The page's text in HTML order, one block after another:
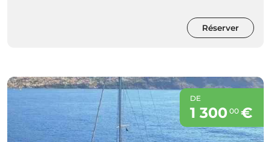
Réserver
DE
1 300 00€